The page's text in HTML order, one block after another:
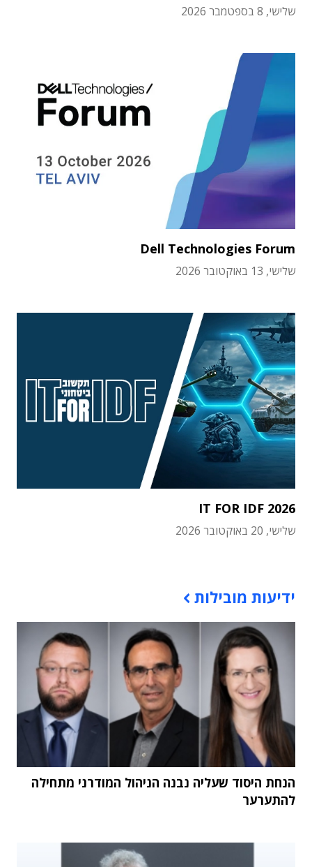
שלישי, 8 בספטמבר 2026
Dell Technologies Forum
שלישי, 13 באוקטובר 2026
IT FOR IDF 2026
שלישי, 20 באוקטובר 2026
ידיעות מובילות
הנחת היסוד שעליה נבנה הניהול המודרני מתחילה
להתערער